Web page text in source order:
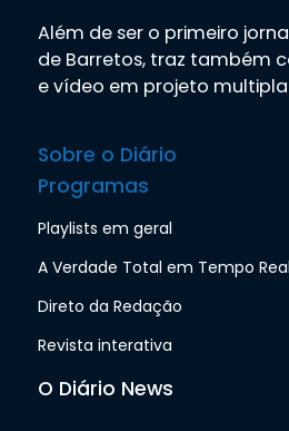
Além de ser o primeiro
de Barretos, traz também
e vídeo em projeto
Sobre o Diário
Programas
Playlists em geral
A Verdade Total em Tempo Real
Direto da Redação
Revista interativa
O Diário News